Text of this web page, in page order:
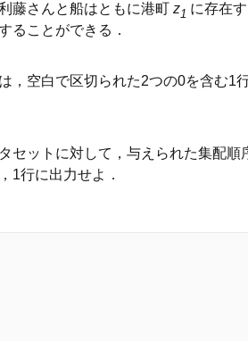
藤さんと船はともに港町 z1 に存在
ることができる．
，空白で区切られた2つの0を含む1
セットに対して，与えられた集配
1行に出力せよ．